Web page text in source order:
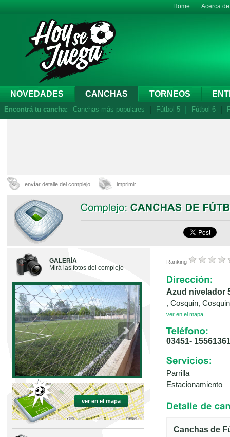
Home Acerca
NOVEDADES CANCHAS TORNEOS
Encontrá tu cancha: Canchas más populares Fútbol 5 Fútbol 6
envíar detalle del complejo imprimir
GALERÍA
Mirá las fotos del complejo
ver en el mapa
Ranking
Azud nivelador
, Cosquin,
ver en el mapa
03451-
Parrilla
Estacionamiento
Canchas de